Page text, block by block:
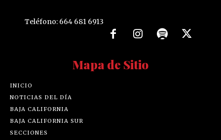
Teléfono: 664 681 6913
Mapa de Sitio
INICIO
NOTICIAS DEL DÍA
BAJA CALIFORNIA
BAJA CALIFORNIA SUR
SECCIONES